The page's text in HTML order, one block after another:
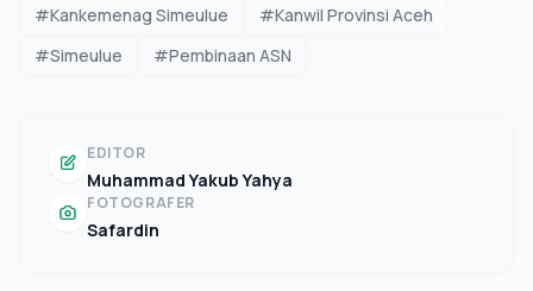
#Kankemenag Simeulue
#Kanwil Provinsi Aceh
#Simeulue
#Pembinaan ASN
EDITOR
Muhammad Yakub Yahya
FOTOGRAFER
Safardin